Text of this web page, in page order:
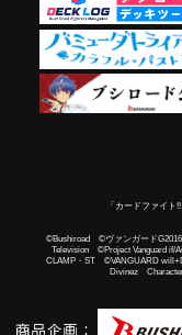
「カードファイ
©Bushiroad ©ヴァンガード
Television ©Project Vanguard if/
CLAMP・ST ©VANGUARD
Divinez